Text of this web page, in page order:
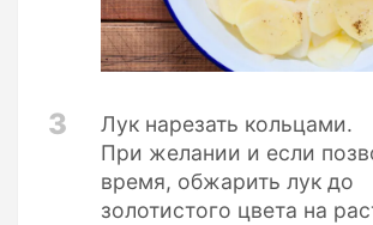
3
Лук нарезать кольцами.
При желании и если
время, обжарить лук до
золотистого цвета на